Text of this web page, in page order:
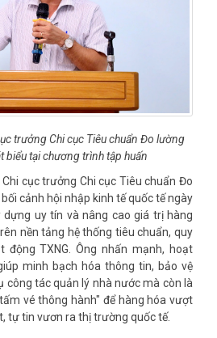
trưởng Chi cục Tiêu chuẩn Đo lường
biểu tại chương trình tập huấn
cục trưởng Chi cục Tiêu chuẩn Đo
cảnh hội nhập kinh tế quốc tế ngày
dựng uy tín và nâng cao giá trị hàng
nền tảng hệ thống tiêu chuẩn, quy
động TXNG. Ông nhấn mạnh, hoạt
minh bạch hóa thông tin, bảo vệ
công tác quản lý nhà nước mà còn là
vé thông hành" để hàng hóa vượt
tự tin vươn ra thị trường quốc tế.